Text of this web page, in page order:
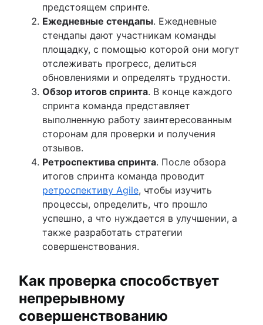
предстоящем спринте.
Ежедневные стендапы. Ежедневные
стендапы дают участникам команды
площадку, с помощью которой они могут
отслеживать прогресс, делиться
обновлениями и определять трудности.
Обзор итогов спринта. В конце каждого
спринта команда представляет
выполненную работу заинтересованным
сторонам для проверки и получения
отзывов.
Ретроспектива спринта. После обзора
итогов спринта команда проводит
ретроспективу Agile, чтобы изучить
процессы, определить, что прошло
успешно, а что нуждается в улучшении, а
также разработать стратегии
совершенствования.
Как проверка способствует
непрерывному
совершенствованию